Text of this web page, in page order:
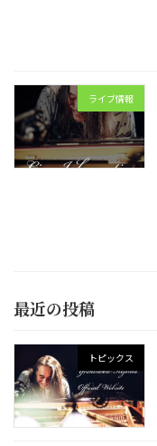
ライブ情報
最近の投稿
トピックス